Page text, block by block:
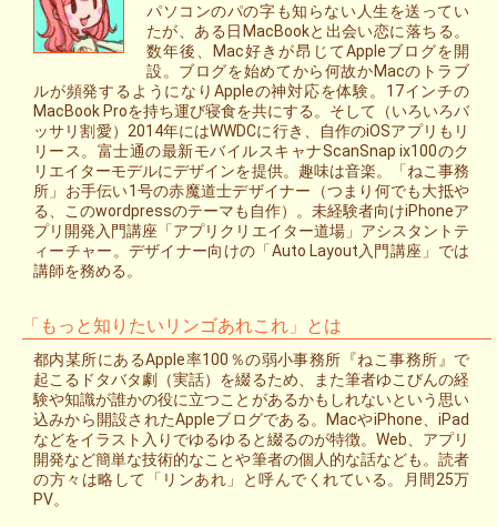
パソコンのパの字も知らない人生を送ってい
たが、ある日MacBookと出会い恋に落ちる。
数年後、Mac好きが昂じてAppleブログを開
設。ブログを始めてから何故かMacのトラブ
ルが頻発するようになりAppleの神対応を体験。17インチの
MacBook Proを持ち運び寝食を共にする。そして（いろいろバ
ッサリ割愛）2014年にはWWDCに行き、自作のiOSアプリもリ
リース。富士通の最新モバイルスキャナScanSnap ix100のク
リエイターモデルにデザインを提供。趣味は音楽。「ねこ事務
所」お手伝い1号の赤魔道士デザイナー（つまり何でも大抵や
る、このwordpressのテーマも自作）。未経験者向けiPhoneア
プリ開発入門講座「アプリクリエイター道場」アシスタントテ
ィーチャー。デザイナー向けの「Auto Layout入門講座」では
講師を務める。
「もっと知りたいリンゴあれこれ」とは
都内某所にあるApple率100％の弱小事務所『ねこ事務所』で
起こるドタバタ劇（実話）を綴るため、また筆者ゆこびんの経
験や知識が誰かの役に立つことがあるかもしれないという思い
込みから開設されたAppleブログである。MacやiPhone、iPad
などをイラスト入りでゆるゆると綴るのが特徴。Web、アプリ
開発など簡単な技術的なことや筆者の個人的な話なども。読者
の方々は略して「リンあれ」と呼んでくれている。月間25万
PV。